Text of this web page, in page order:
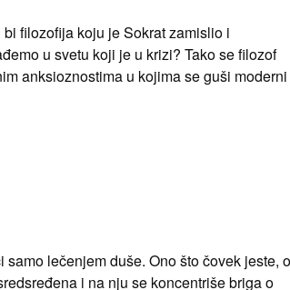
filozofija koju je Sokrat zamislio i
u svetu koji je u krizi? Tako se filozof
anksioznostima u kojima se guši moderni
lečenjem duše. Ono što čovek jeste,
i na nju se koncentriše briga o